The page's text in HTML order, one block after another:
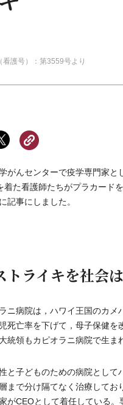
護号）：第3559号より
がんセンターで疫学専門家と
着た看護師たちがプラカード
記事にしました。
トライキを社会
ニ病院は，ハワイ王国のカメ
死亡率を下げて，母子保健
統領もカピオラニ病院で生ま
と子どものための病院として
まで分け隔てなく治療して
がCEOとして着任している